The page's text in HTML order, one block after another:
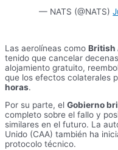
— NATS (@NATS)
Las aerolíneas como British
tenido que cancelar
alojamiento gratuito,
que los efectos colaterales
horas.
Por su parte, el Gobierno
completo sobre el fallo y
similares en el futuro. La
Unido (CAA) también ha
protocolo técnico.